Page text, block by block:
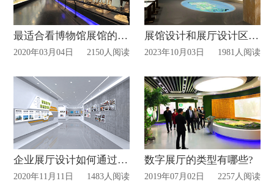
最适合看博物馆展馆的时间？
2020年03月04日 2150人阅读
展馆设计和展厅设计区别在哪里？
2023年10月03日 1981人阅读
企业展厅设计如何通过设计手法塑造企业品牌！
2020年11月11日 1483人阅读
数字展厅的类型有哪些?
2019年07月02日 2257人阅读